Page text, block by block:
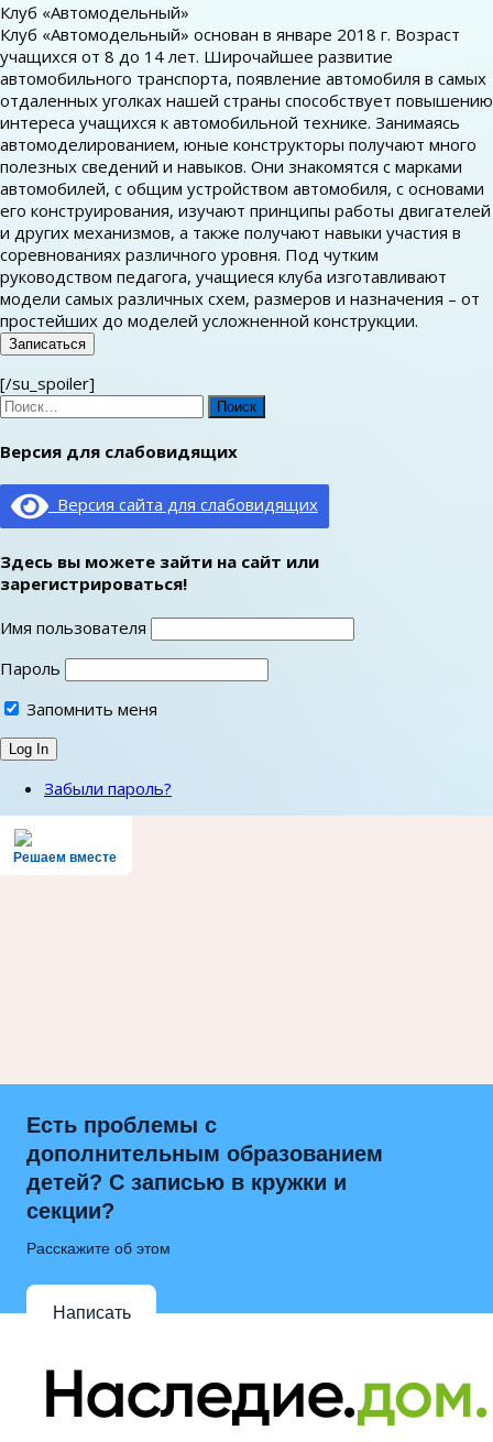
Клуб «Автомодельный»
Клуб «Автомодельный» основан в январе 2018 г. Возраст
учащихся от 8 до 14 лет. Широчайшее развитие
автомобильного транспорта, появление автомобиля в самых
отдаленных уголках нашей страны способствует повышению
интереса учащихся к автомобильной технике. Занимаясь
автомоделированием, юные конструкторы получают много
полезных сведений и навыков. Они знакомятся с марками
автомобилей, с общим устройством автомобиля, с основами
его конструирования, изучают принципы работы двигателей
и других механизмов, а также получают навыки участия в
соревнованиях различного уровня. Под чутким
руководством педагога, учащиеся клуба изготавливают
модели самых различных схем, размеров и назначения – от
простейших до моделей усложненной конструкции.
Записаться
[/su_spoiler]
Найти:
Версия для слабовидящих
Версия сайта для слабовидящих
Здесь вы можете зайти на сайт или
зарегистрироваться!
Имя пользователя
Пароль
Запомнить меня
Забыли пароль?
Решаем вместе
Есть проблемы с
дополнительным образованием
детей? С записью в кружки и
секции?
Расскажите об этом
Написать